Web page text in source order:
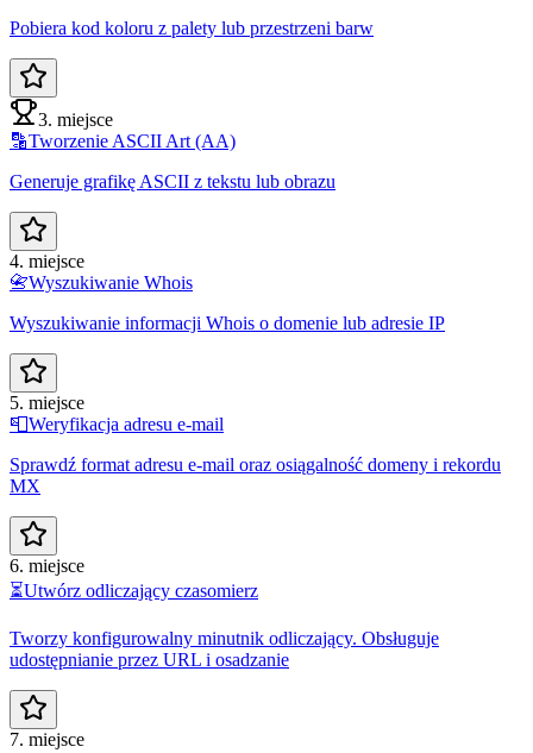
Pobiera kod koloru z palety lub przestrzeni barw
3. miejsce
🔡Tworzenie ASCII Art (AA)
Generuje grafikę ASCII z tekstu lub obrazu
4. miejsce
📇Wyszukiwanie Whois
Wyszukiwanie informacji Whois o domenie lub adresie IP
5. miejsce
📮Weryfikacja adresu e-mail
Sprawdź format adresu e-mail oraz osiągalność domeny i rekordu
MX
6. miejsce
⏳Utwórz odliczający czasomierz
Tworzy konfigurowalny minutnik odliczający. Obsługuje
udostępnianie przez URL i osadzanie
7. miejsce